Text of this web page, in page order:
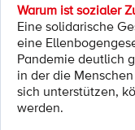
Warum ist sozialer
Eine solidarische
eine
Pandemie deutlich
in der die
sich unterstützen,
werden.